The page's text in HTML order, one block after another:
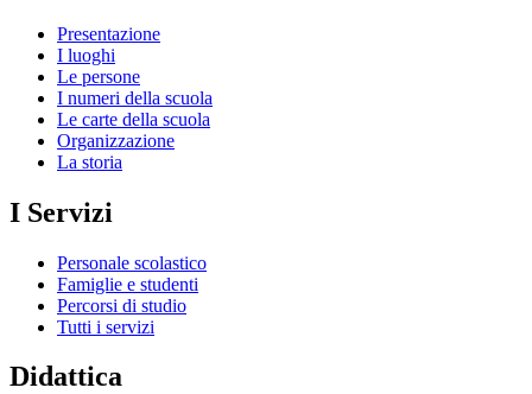
Presentazione
I luoghi
Le persone
I numeri della scuola
Le carte della scuola
Organizzazione
La storia
I Servizi
Personale scolastico
Famiglie e studenti
Percorsi di studio
Tutti i servizi
Didattica